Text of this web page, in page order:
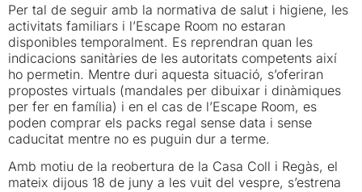
Per tal de seguir amb la normativa de salut i higiene, les
activitats familiars i l’Escape Room no estaran
disponibles temporalment. Es reprendran quan les
indicacions sanitàries de les autoritats competents així
ho permetin. Mentre duri aquesta situació, s’oferiran
propostes virtuals (mandales per dibuixar i dinàmiques
per fer en família) i en el cas de l’Escape Room, es
poden comprar els packs regal sense data i sense
caducitat mentre no es puguin dur a terme.
Amb motiu de la reobertura de la Casa Coll i Regàs, el
mateix dijous 18 de juny a les vuit del vespre, s’estrena